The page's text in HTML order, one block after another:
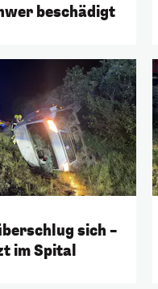
beschädigt
sich –
im Spital